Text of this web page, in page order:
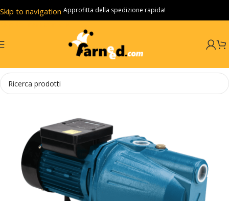
Skip to navigation
Skip to main content
Approfitta della spedizione rapida!